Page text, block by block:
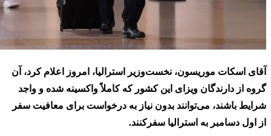
آقای اسکات موریسون، نخست‌وزیر استرالیا، امروز اعلام کرد، آن
گروه از دارندگان ویزای این کشور که کاملاً واکسینه شده و واجد
شرایط باشند، می‌توانند بدون نیاز به درخواست برای معافیت سفر
از اول دسامبر به استرالیا سفرکنند.